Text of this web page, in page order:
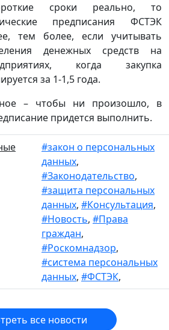
сроки реально, то
предписания ФСТЭК
тем более, если учитывать
денежных средств на
когда закупка
за 1-1,5 года.
– чтобы ни произошло, в
придется выполнить.
#закон о персональных
данных,
#Законодательство,
#защита персональных
данных, #Консультация,
#Новость, #Права
граждан,
#Роскомнадзор,
#система персональных
данных, #ФСТЭК,
все новости